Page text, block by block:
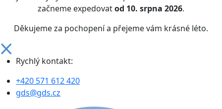
začneme expedovatod 10. srpna 2026.
Děkujeme za pochopení a přejeme vám krásné léto.
Rychlý kontakt:
+420 571 612 420
gds@gds.cz